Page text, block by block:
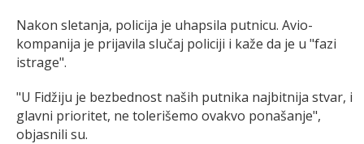
Nakon sletanja, policija je uhapsila putnicu. Avio-
kompanija je prijavila slučaj policiji i kaže da je u "fazi
istrage".
"U Fidžiju je bezbednost naših putnika najbitnija stvar, i
glavni prioritet, ne tolerišemo ovakvo ponašanje",
objasnili su.